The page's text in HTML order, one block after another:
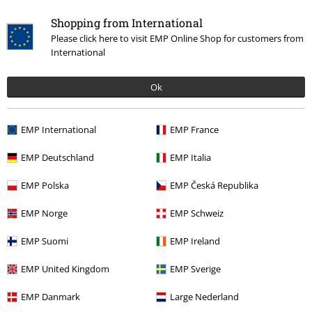
Shopping from International
Please click here to visit EMP Online Shop for customers from
International
Ok
EMP International EMP France
EMP Deutschland EMP Italia
EMP Polska EMP Česká Republika
EMP Norge EMP Schweiz
EMP Suomi EMP Ireland
EMP United Kingdom EMP Sverige
EMP Danmark Large Nederland
Sale % Kleding T-shirts en tops T-Shirts
Gaming Kleding T-shirts en tops
Minecraft
T-Shirts
Entertainment
Meld je aan en ontvang een code voor 15%
Ik geef hierbij toestemming om de Large-nieuwsbrief te ontvangen en ga